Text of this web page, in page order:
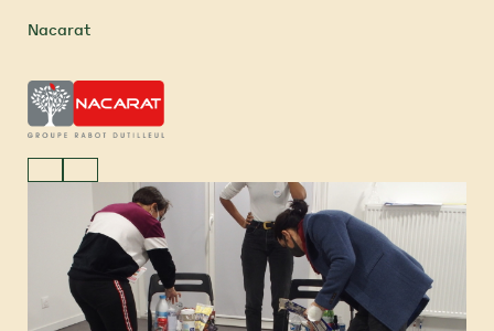
Nacarat